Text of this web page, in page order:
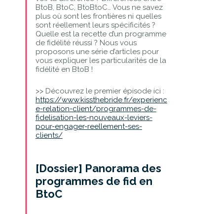
BtoB, BtoC, BtoBtoC… Vous ne savez
plus où sont les frontières ni quelles
sont réellement leurs spécificités ?
Quelle est la recette d’un programme
de fidélité réussi ? Nous vous
proposons une série d’articles pour
vous expliquer les particularités de la
fidélité en BtoB !
>> Découvrez le premier épisode ici :
https://www.kissthebride.fr/experienc
e-relation-client/programmes-de-
fidelisation-les-nouveaux-leviers-
pour-engager-reellement-ses-
clients/
[Dossier] Panorama des
programmes de fid en
BtoC